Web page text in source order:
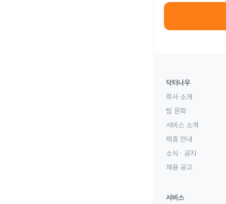
닥터나우
회사 소개
팀 문화
서비스 소개
제휴 안내
소식 · 공지
채용 공고
서비스